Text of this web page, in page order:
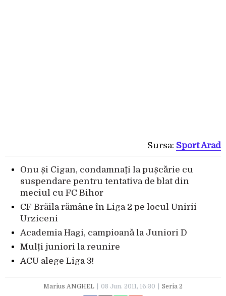
Sursa: Sport Arad
Onu și Cigan, condamnați la pușcărie cu
suspendare pentru tentativa de blat din
meciul cu FC Bihor
CF Brăila rămâne în Liga 2 pe locul Unirii
Urziceni
Academia Hagi, campioană la Juniori D
Mulți juniori la reunire
ACU alege Liga 3!
Marius ANGHEL 08 Jun. 2011, 16:30 Seria 2